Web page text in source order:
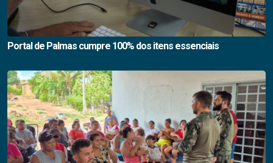
Portal de Palmas cumpre 100% dos itens essenciais